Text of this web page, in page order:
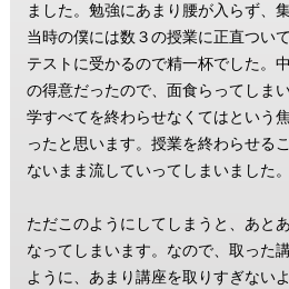
ました。勉強にあまり腰が入らず、
当時の僕には数３の授業に正直つい
テストに受かるので精一杯でした。
の得意だったので、面食らってしま
学すべてを終わらせなくてはという
ったと思います。授業を終わらせる
ないまま流していってしまいました。
ただこのようにしてしまうと、あと
なってしまいます。なので、取った
ように、あまり講座を取りすぎない